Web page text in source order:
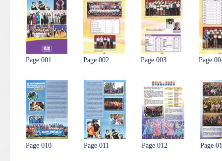
Page 001 Page 002 Page 003 Page
Page 010 Page 011 Page 012 Page